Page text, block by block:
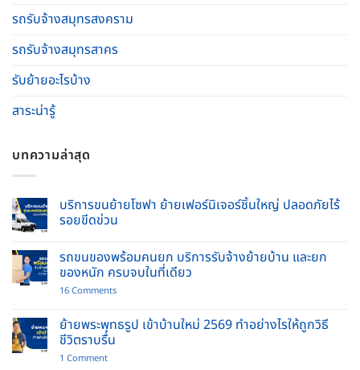
รถรับจ้างสมุทรสงคราม
รถรับจ้างสมุทรสาคร
รับย้ายอะไรบ้าง
สาระน่ารู้
บทความล่าสุด
บริการขนย้ายโซฟา ย้ายเฟอร์นิเจอร์ชิ้นใหญ่ ปลอดภัยไร้
รอยขีดข่วน
on
บริการ
ขน
ย้าย
เฟอร์นิเจอร์
ชิ้น
ใหญ่
ปลอดภัย
ไร้
รถขนของพร้อมคนยก บริการรับจ้างย้ายบ้าน และยก
ของหนัก ครบจบในที่เดียว
16 Commentson
ของ
พร้อม
ย้ายพระพุทธรูป เข้าบ้านใหม่ 2569 ทำอย่างไรให้ถูกวิธี
ชีวิตราบรื่น
1 Commenton